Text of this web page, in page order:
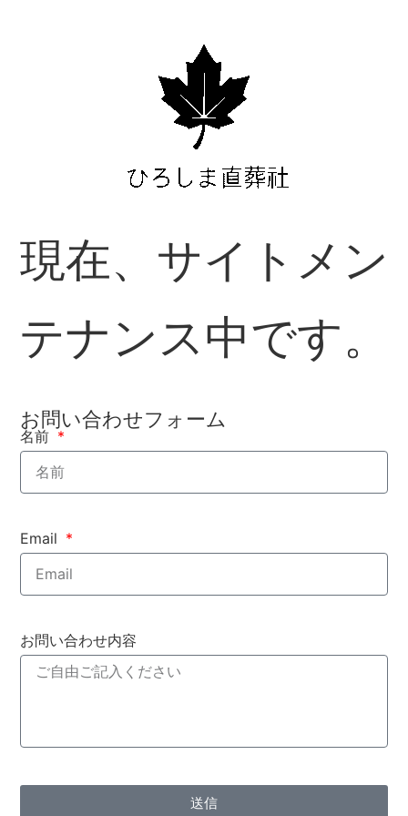
現在、サイトメン
テナンス中です。
お問い合わせフォーム
名前
Email
お問い合わせ内容
送信